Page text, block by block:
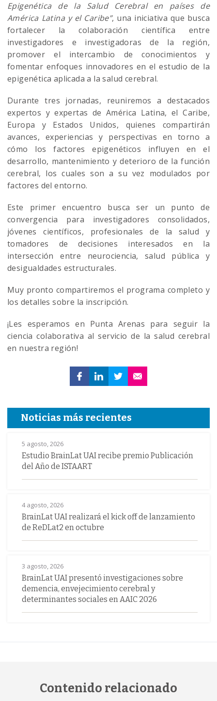
Epigenética de la Salud Cerebral en países de
América Latina y el Caribe”, una iniciativa que busca
fortalecer la colaboración científica entre
investigadores e investigadoras de la región,
promover el intercambio de conocimientos y
fomentar enfoques innovadores en el estudio de la
epigenética aplicada a la salud cerebral.
Durante tres jornadas, reuniremos a destacados
expertos y expertas de América Latina, el Caribe,
Europa y Estados Unidos, quienes compartirán
avances, experiencias y perspectivas en torno a
cómo los factores epigenéticos influyen en el
desarrollo, mantenimiento y deterioro de la función
cerebral, los cuales son a su vez modulados por
factores del entorno.
Este primer encuentro busca ser un punto de
convergencia para investigadores consolidados,
jóvenes científicos, profesionales de la salud y
tomadores de decisiones interesados en la
intersección entre neurociencia, salud pública y
desigualdades estructurales.
Muy pronto compartiremos el programa completo y
los detalles sobre la inscripción.
¡Les esperamos en Punta Arenas para seguir la
ciencia colaborativa al servicio de la salud cerebral
en nuestra región!
Noticias más recientes
5 agosto, 2026
Estudio BrainLat UAI recibe premio Publicación
del Año de ISTAART
4 agosto, 2026
BrainLat UAI realizará el kick off de lanzamiento
de ReDLat2 en octubre
3 agosto, 2026
BrainLat UAI presentó investigaciones sobre
demencia, envejecimiento cerebral y
determinantes sociales en AAIC 2026
Contenido relacionado